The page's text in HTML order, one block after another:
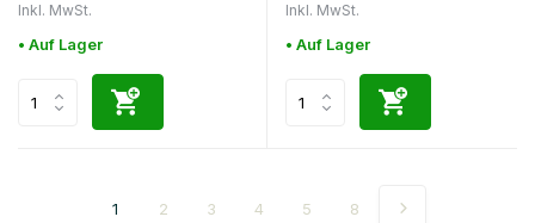
Inkl. MwSt.
• Auf Lager
Inkl. MwSt.
• Auf Lager
1 2 3 4 5 8